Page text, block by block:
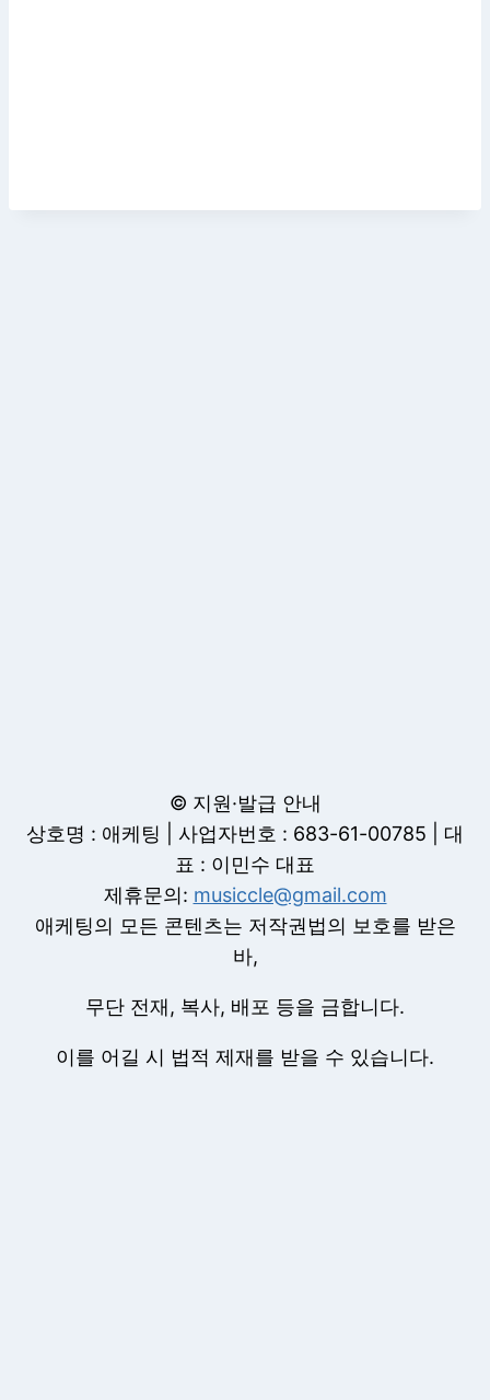
© 지원·발급 안내
상호명 : 애케팅 | 사업자번호 : 683-61-00785 | 대
표 : 이민수 대표
제휴문의: musiccle@gmail.com
애케팅의 모든 콘텐츠는 저작권법의 보호를 받은
바,
무단 전재, 복사, 배포 등을 금합니다.
이를 어길 시 법적 제재를 받을 수 있습니다.